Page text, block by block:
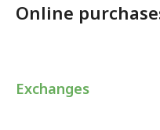
Online
Exchanges